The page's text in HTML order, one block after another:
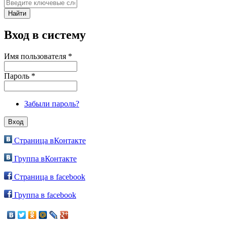
Вход в систему
Имя пользователя *
Пароль *
Забыли пароль?
Страница вКонтакте
Группа вКонтакте
Страница в facebook
Группа в facebook